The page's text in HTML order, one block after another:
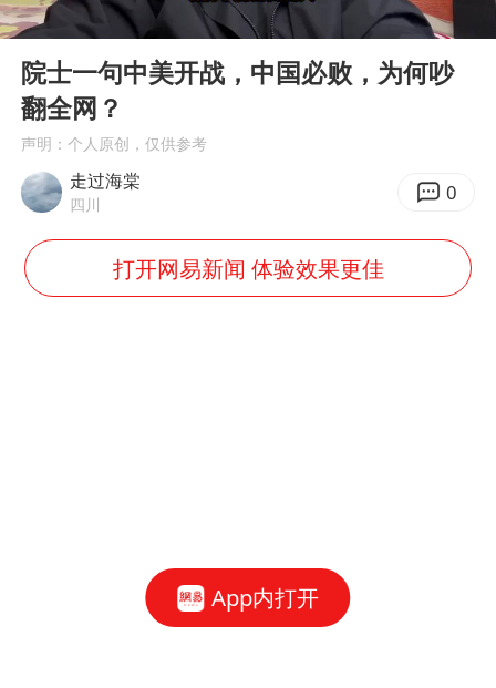
Play
00:00 04:49
院士一句中美开战，中国必败，为何吵
翻全网？
声明：个人原创，仅供参考
走过海棠
四川 0
打开网易新闻 体验效果更佳
App内打开